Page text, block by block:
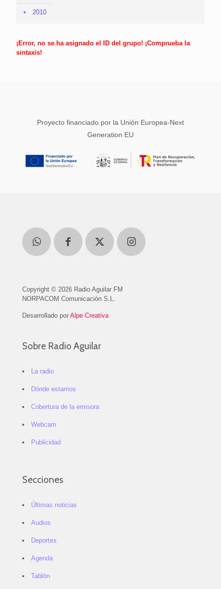
2010
¡Error, no se ha asignado el ID del grupo! ¡Comprueba la
sintaxis!
Proyecto financiado por la Unión Europea-Next
Generation EU
Copyright © 2026 Radio Aguilar FM
NORPACOM Comunicación S.L.
Desarrollado por Alpe Creativa
Sobre Radio Aguilar
La radio
Dónde estamos
Cobertura de la emisora
Webcam
Publicidad
Secciones
Últimas noticias
Audios
Deportes
Agenda
Tablón